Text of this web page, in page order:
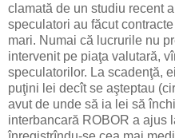
clamată de un studiu recent
speculatori au făcut
mari. Numai că lucrurile nu
intervenit pe piaţa valutară,
speculatorilor. La scadenţă,
puţini lei decît se aşteptau
avut de unde să ia lei să
interbancară ROBOR a ajus